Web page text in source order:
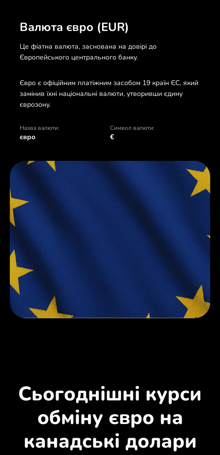
Валюта євро (EUR)
Це фіатна валюта, заснована на довірі до
Європейського центрального банку.
Євро є офіційним платіжним засобом 19 країн ЄС, який
замінив їхні національні валюти, утворивши єдину
єврозону.
Назва валюти:
євро
Символ валюти:
€
Сьогоднішні курси
обміну євро на
канадські долари